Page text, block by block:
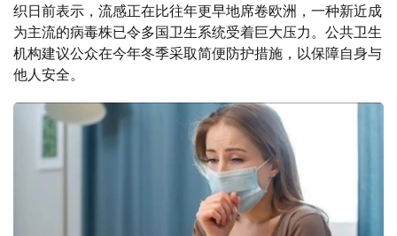
织日前表示，流感正在比往年更早地席卷欧洲，一种新近成
为主流的病毒株已令多国卫生系统受着巨大压力。公共卫生
机构建议公众在今年冬季采取简便防护措施，以保障自身与
他人安全。